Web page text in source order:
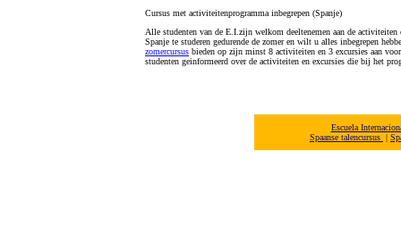
Cursus met activiteitenprogramma inbegrepen (Spanje)
Alle studenten van de E.I.zijn welkom deeltenemen aan de
Spanje te studeren gedurende de zomer en wilt u alles inbegrepen
zomercursus bieden op zijn minst 8 activiteiten en 3 excursies aan
studenten geinformeerd over de activiteiten en excursies die bij het
Escuela
Spaanse talencursus |